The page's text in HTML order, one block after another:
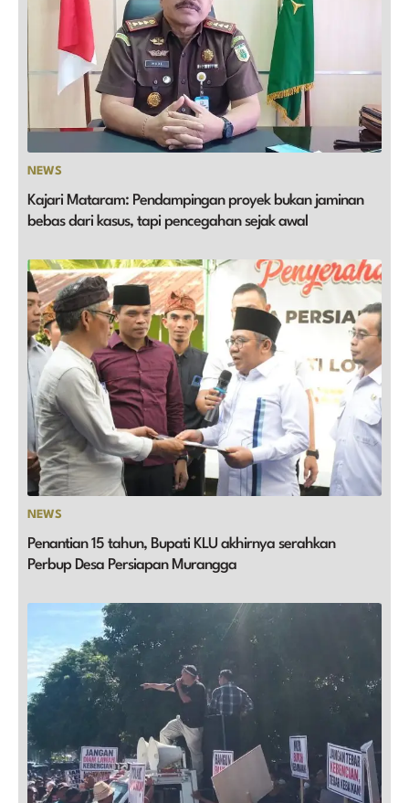
NEWS
Kajari Mataram: Pendampingan proyek bukan jaminan
bebas dari kasus, tapi pencegahan sejak awal
NEWS
Penantian 15 tahun, Bupati KLU akhirnya serahkan
Perbup Desa Persiapan Murangga